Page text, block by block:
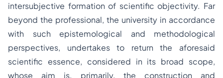
intersubjective formation of scientific objectivity. Far
beyond the professional, the university in accordance
with such epistemological and methodological
perspectives, undertakes to return the aforesaid
scientific essence, considered in its broad scope,
whose aim is, primarily, the construction and